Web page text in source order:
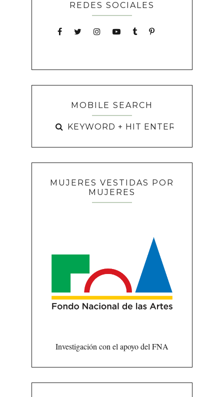
REDES SOCIALES
MOBILE SEARCH
MUJERES VESTIDAS POR
MUJERES
Investigación con el apoyo del FNA